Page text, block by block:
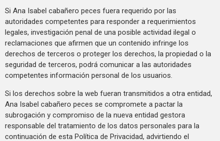
Si Ana Isabel cabañero peces fuera requerido por las
autoridades competentes para responder a requerimientos
legales, investigación penal de una posible actividad ilegal o
reclamaciones que afirmen que un contenido infringe los
derechos de terceros o proteger los derechos, la propiedad o la
seguridad de terceros, podrá comunicar a las autoridades
competentes información personal de los usuarios.
Si los derechos sobre la web fueran transmitidos a otra entidad,
Ana Isabel cabañero peces se compromete a pactar la
subrogación y compromiso de la nueva entidad gestora
responsable del tratamiento de los datos personales para la
continuación de esta Política de Privacidad, advirtiendo el